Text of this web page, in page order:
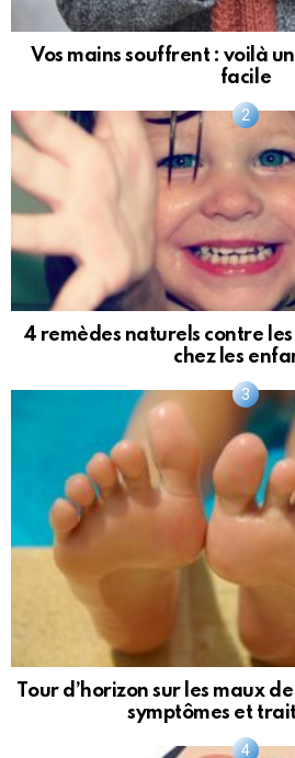
Vos mains souffrent : voilà
facile
4 remèdes naturels contre
chez les
Tour d’horizon sur les maux
symptômes et